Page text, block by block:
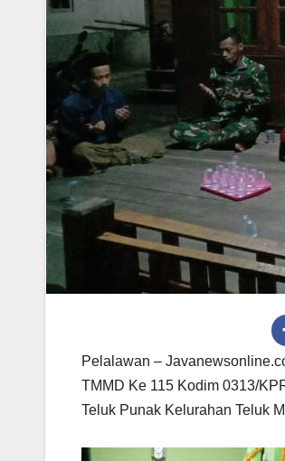
Pelalawan –
TMMD Ke 115 Kodim 0313/
Teluk Punak Kelurahan Teluk